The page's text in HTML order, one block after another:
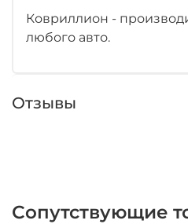
Ковриллион -
любого авто.
Отзывы
Сопутствующие